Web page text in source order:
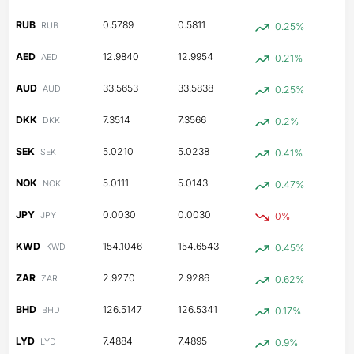
RUB RUB 0.5789 0.5811 0.25%
AED AED 12.9840 12.9954 0.21%
AUD AUD 33.5653 33.5838 0.25%
DKK DKK 7.3514 7.3566 0.2%
SEK SEK 5.0210 5.0238 0.41%
NOK NOK 5.0111 5.0143 0.47%
JPY JPY 0.0030 0.0030 0%
KWD KWD 154.1046 154.6543 0.45%
ZAR ZAR 2.9270 2.9286 0.62%
BHD BHD 126.5147 126.5341 0.17%
LYD LYD 7.4884 7.4895 0.9%